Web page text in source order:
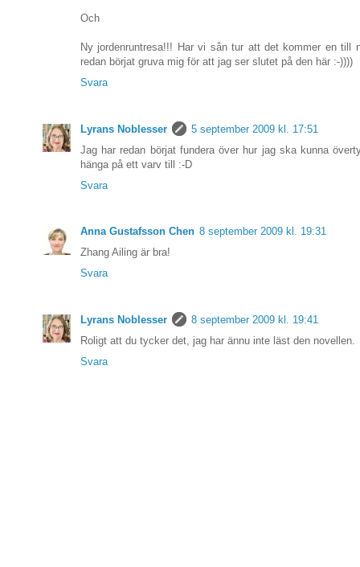
Och
Ny jordenruntresa!!! Har vi sån tur att det kommer en till
redan börjat gruva mig för att jag ser slutet på den här :-))))
Svara
Lyrans Noblesser
5 september 2009 kl. 17:51
Jag har redan börjat fundera över hur jag ska kunna
hänga på ett varv till :-D
Svara
Anna Gustafsson Chen 8 september 2009 kl. 19:31
Zhang Ailing är bra!
Svara
Lyrans Noblesser
8 september 2009 kl. 19:41
Roligt att du tycker det, jag har ännu inte läst den novellen.
Svara